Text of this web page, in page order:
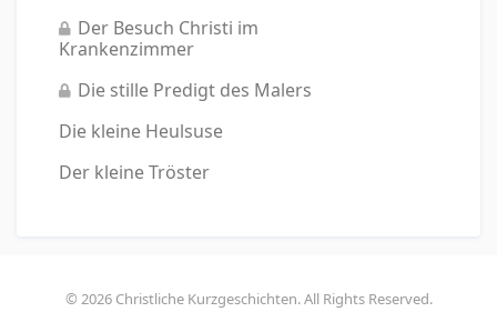
Der Besuch Christi im
Krankenzimmer
Die stille Predigt des Malers
Die kleine Heulsuse
Der kleine Tröster
© 2026 Christliche Kurzgeschichten. All Rights Reserved.